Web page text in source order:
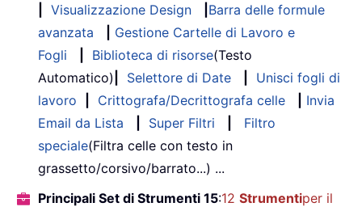
Visualizzazione Design
Barra delle formule
avanzata
Gestione Cartelle di Lavoro e
Fogli
Biblioteca di risorse(Testo
Automatico)
Selettore di Date
Unisci fogli di
lavoro
Crittografa/Decrittografa celle
Invia
Email da Lista
Super Filtri
Filtro
speciale(Filtra celle con testo in
grassetto/corsivo/barrato...) ...
Principali Set di Strumenti 15:12 Strumentiper il